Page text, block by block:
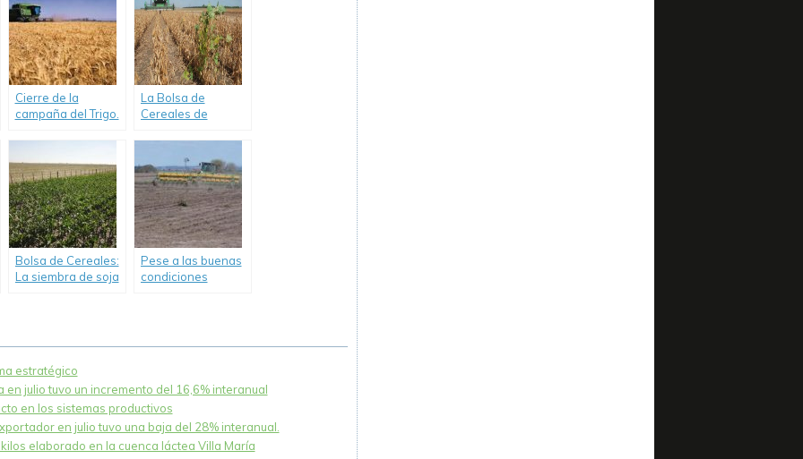
cebada
2021/2022.
campaña 2020/2.
Cierre de la
campaña del Trigo.
La Bolsa de
Cereales de
podrían perder 14
mil millones de
dólares en
exportaciones por
la sequía.
Bolsa de Cereales:
La siembra de soja
Pese a las buenas
condiciones
estratégico
julio tuvo un incremento del 16,6% interanual
en los sistemas productivos
en julio tuvo una baja del 28% interanual.
elaborado en la cuenca láctea Villa María